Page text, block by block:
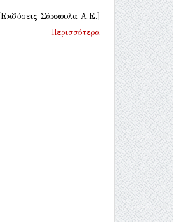
[Εκδόσεις Σάκκουλα Α.Ε.]
Περισσότερα